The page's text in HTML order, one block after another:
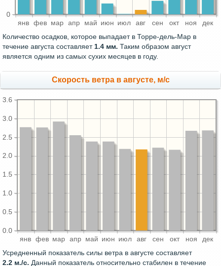
янв фев мар апр май июн июл авг сен окт ноя дек
0
Количество осадков, которое выпадает в Торре-дель-Мар в
течение августа составляет1.4 мм. Таким образом август
является одним из самых сухих месяцев в году.
Скорость ветра в августе, м/с
янв фев мар апр май июн июл авг сен окт ноя дек
0.0
0.5
1.0
1.5
2.0
2.5
3.0
3.6
Усредненный показатель силы ветра в августе составляет
2.2 м./с. Данный показатель относительно стабилен в течение